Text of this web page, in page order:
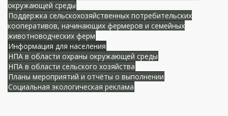
окружающей среды
Поддержка сельскохозяйственных потребительских
кооперативов, начинающих фермеров и семейных
животноводческих ферм
Информация для населения
НПА в области охраны окружающей среды
НПА в области сельского хозяйства
Планы мероприятий и отчёты о выполнении
Социальная экологическая реклама